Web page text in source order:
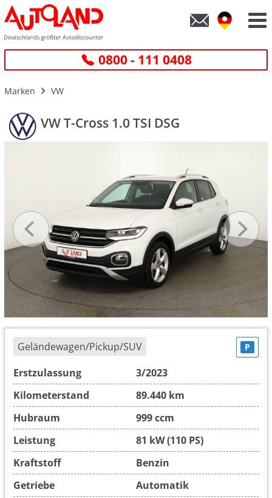
0800 - 111 0408
Marken VW
VW T-Cross 1.0 TSI DSG
Geländewagen/Pickup/SUV P
Erstzulassung
3/2023
Kilometerstand
89.440 km
Hubraum
999 ccm
Leistung
81 kW (110 PS)
Kraftstoff
Benzin
Getriebe
Automatik